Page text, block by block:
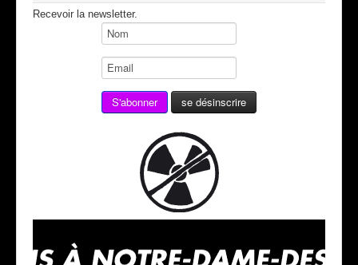
Recevoir la newsletter.